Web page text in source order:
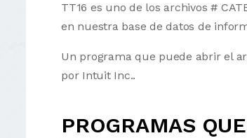
TT16 es uno de los archivos #
en nuestra base de datos de
Un programa que puede abrir el
por Intuit Inc..
PROGRAMAS